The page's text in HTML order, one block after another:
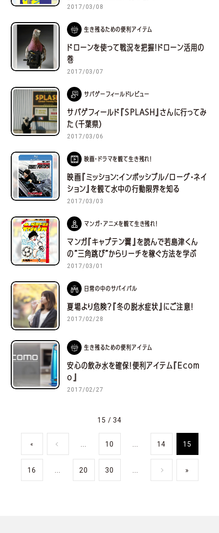
2017/03/08
生き残るための便利アイテム
ドローンを使って戦況を把握！ドローン活用の
巻
2017/03/07
サバゲーフィールドレビュー
サバゲフィールド『SPLASH』さんに行ってみ
た（千葉県）
2017/03/06
映画・ドラマを観て生き残れ！
映画『ミッション:インポッシブル/ローグ・ネイ
ション』を観て水中の行動限界を知る
2017/03/03
マンガ・アニメを観て生き残れ！
マンガ『キャプテン翼』を読んで若島津くん
の”三角跳び”からリーチを稼ぐ方法を学ぶ
2017/03/01
日常の中のサバイバル
夏場より危険？『冬の脱水症状』にご注意！
2017/02/28
生き残るための便利アイテム
安心の飲み水を確保！便利アイテム『Ecom
o』
2017/02/27
15 / 34
« 10 14 15
16 20 30 »